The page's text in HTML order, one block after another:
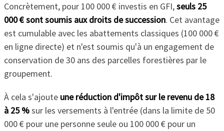
Concrètement, pour 100 000 € investis en GFI,seuls 25
000 € sont soumis aux droits de succession. Cet avantage
est cumulable avec les abattements classiques (100 000 €
en ligne directe) et n'est soumis qu'à un engagement de
conservation de 30 ans des parcelles forestières par le
groupement.
À cela s'ajoute une réduction d'impôt sur le revenu de 18
à 25 %sur les versements à l'entrée (dans la limite de 50
000 € pour une personne seule ou 100 000 € pour un